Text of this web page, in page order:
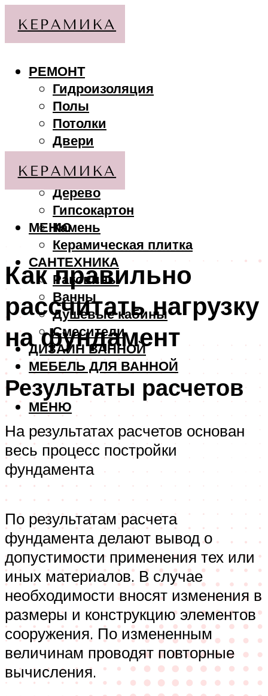
РЕМОНТ
Гидроизоляция
Полы
Потолки
Двери
МАТЕРИАЛЫ
Дерево
Гипсокартон
Камень
Керамическая плитка
САНТЕХНИКА
Раковины
Ванны
Душевые кабины
Смесители
ДИЗАЙН ВАННОЙ
МЕБЕЛЬ ДЛЯ ВАННОЙ
МЕНЮ
МЕНЮ
Как правильно
рассчитать нагрузку
на фундамент
Результаты расчетов
На результатах расчетов основан
весь процесс постройки
фундамента
По результатам расчета
фундамента делают вывод о
допустимости применения тех или
иных материалов. В случае
необходимости вносят изменения в
размеры и конструкцию элементов
сооружения. По измененным
величинам проводят повторные
вычисления.